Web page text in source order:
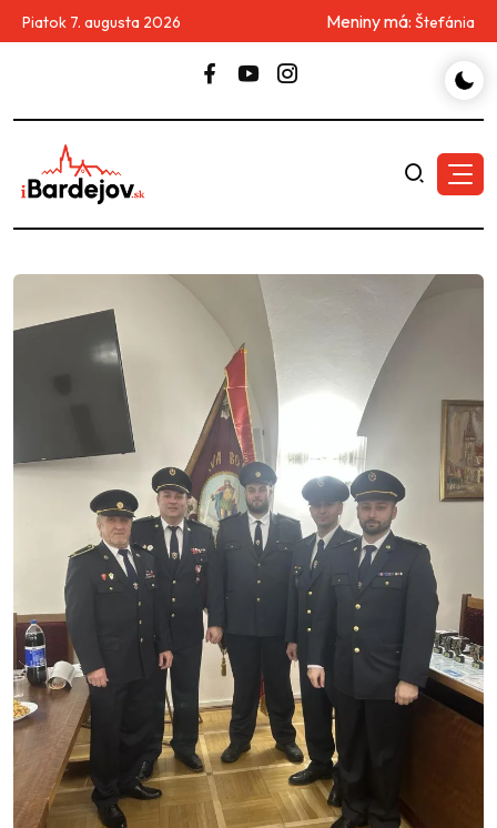
Piatok 7. augusta 2026 Meniny má: Štefánia